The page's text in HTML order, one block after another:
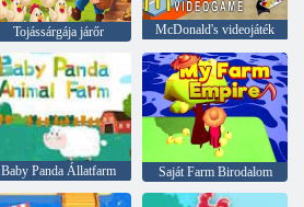
Tojássárgája járőr McDonald's videojáték
Baby Panda Állatfarm Saját Farm Birodalom